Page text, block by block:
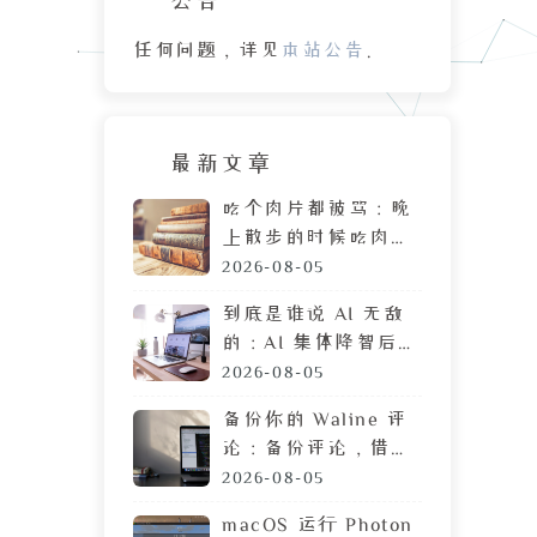
任何问题，详见 本站公告
最新文章
吃个肉片都被骂：晚
上散步的时候吃肉
脯，遭陌生人鄙视的
2026-08-05
到底是谁说 AI 无敌
的：AI 集体降智后，
DeepSeek 让我彻底
2026-08-05
备份你的 Waline 评
论：备份评论，借助
GitHub 定时执行任
2026-08-05
macOS 运行 Photon